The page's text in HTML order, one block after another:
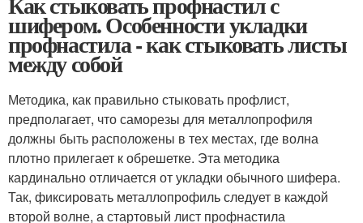
шифером. Особенности укладки
профнастила - как стыковать листы
между собой
Методика, как правильно стыковать профлист,
предполагает, что саморезы для металлопрофиля
должны быть расположены в тех местах, где волна
плотно прилегает к обрешетке. Эта методика
кардинально отличается от укладки обычного шифера.
Так, фиксировать металлопрофиль следует в каждой
второй волне, а стартовый лист профнастила